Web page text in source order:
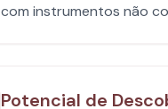
com instrumentos não
Potencial de